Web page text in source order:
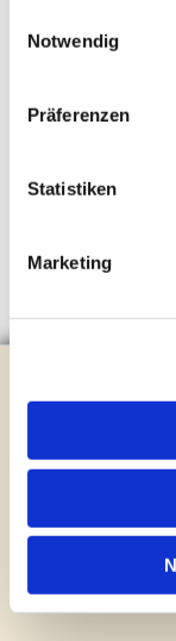
Notwendig
Präferenzen
Statistiken
Marketing
Brockhagener
0 52 04 /
Mail:
Newsletter
Kontakt und
Gemeinde- und